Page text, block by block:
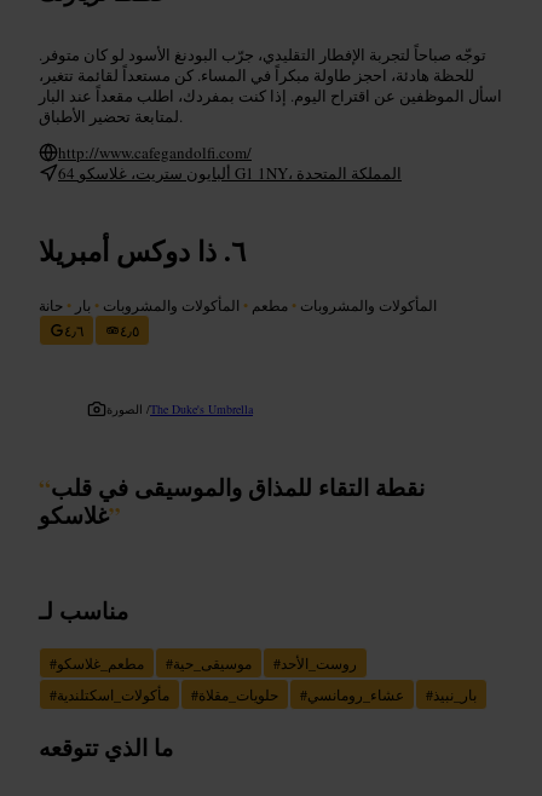
توجّه صباحاً لتجربة الإفطار التقليدي، جرّب البودنغ الأسود لو كان متوفر.
للحظة هادئة، احجز طاولة مبكراً في المساء. كن مستعداً لقائمة تتغير،
اسأل الموظفين عن اقتراح اليوم. إذا كنت بمفردك، اطلب مقعداً عند البار
لمتابعة تحضير الأطباق.
http://www.cafegandolfi.com/
64 ألبايون ستريت، غلاسكو G1 1NY، المملكة المتحدة
ذا دوكس أمبريلا
المأكولات والمشروبات • مطعم • المأكولات والمشروبات • بار • حانة
٤٫٦
٤٫٥
الصورة /The Duke's Umbrella
“نقطة التقاء للمذاق والموسيقى في قلب
غلاسكو”
مناسب لـ
#مطعم_غلاسكو #موسيقى_حية #روست_الأحد
#مأكولات_اسكتلندية #حلويات_مقلاة #عشاء_رومانسي #بار_نبيذ
ما الذي تتوقعه